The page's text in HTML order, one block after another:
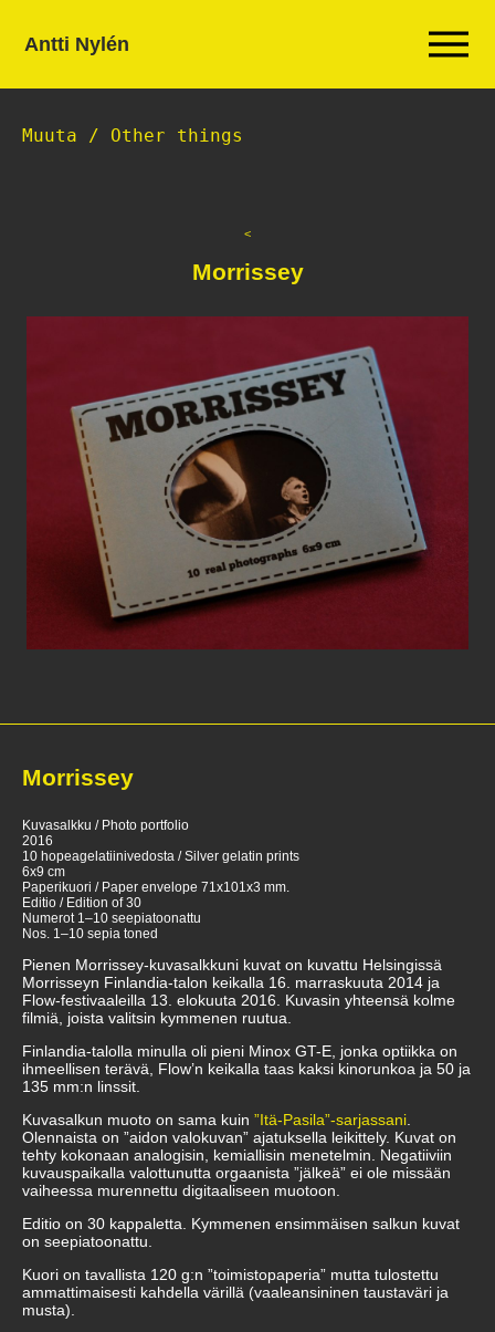
Antti Nylén
Muuta / Other things
Morrissey
Morrissey
Kuvasalkku / Photo portfolio
2016
10 hopeagelatiinivedosta / Silver gelatin prints
6x9 cm
Paperikuori / Paper envelope 71x101x3 mm.
Editio / Edition of 30
Numerot 1–10 seepiatoonattu
Nos. 1–10 sepia toned
Pienen Morrissey-kuvasalkkuni kuvat on kuvattu Helsingissä
Morrisseyn Finlandia-talon keikalla 16. marraskuuta 2014 ja
Flow-festivaaleilla 13. elokuuta 2016. Kuvasin yhteensä kolme
filmiä, joista valitsin kymmenen ruutua.
Finlandia-talolla minulla oli pieni Minox GT-E, jonka optiikka on
ihmeellisen terävä, Flow’n keikalla taas kaksi kinorunkoa ja 50 ja
135 mm:n linssit.
Kuvasalkun muoto on sama kuin ”Itä-Pasila”-sarjassani
Olennaista on ”aidon valokuvan” ajatuksella leikittely. Kuvat on
tehty kokonaan analogisin, kemiallisin menetelmin. Negatiiviin
kuvauspaikalla valottunutta orgaanista ”jälkeä” ei ole missään
vaiheessa murennettu digitaaliseen muotoon.
Editio on 30 kappaletta. Kymmenen ensimmäisen salkun kuvat
on seepiatoonattu.
Kuori on tavallista 120 g:n ”toimistopaperia” mutta tulostettu
ammattimaisesti kahdella värillä (vaaleansininen taustaväri ja
musta).